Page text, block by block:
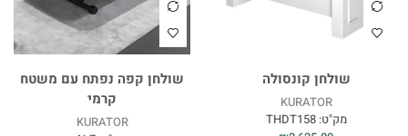
שולחן קונסולה
KURATOR
מק"ט:THDT158
שולחן קפה נפתח עם משטח
קרמי
KURATOR